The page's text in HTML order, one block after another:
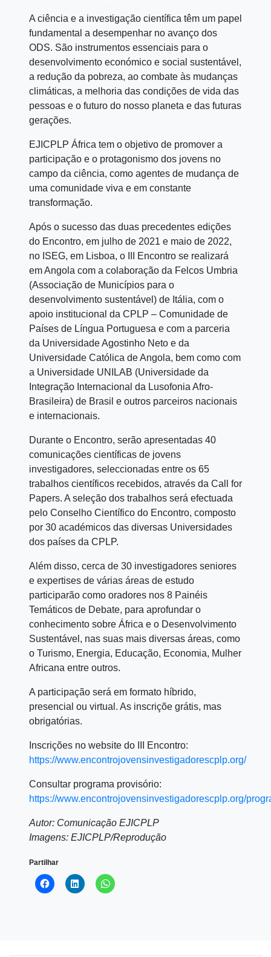
A ciência e a investigação científica têm um papel
fundamental a desempenhar no avanço dos
ODS. São instrumentos essenciais para o
desenvolvimento económico e social sustentável,
a redução da pobreza, ao combate às mudanças
climáticas, a melhoria das condições de vida das
pessoas e o futuro do nosso planeta e das futuras
gerações.
EJICPLP África tem o objetivo de promover a
participação e o protagonismo dos jovens no
campo da ciência, como agentes de mudança de
uma comunidade viva e em constante
transformação.
Após o sucesso das duas precedentes edições
do Encontro, em julho de 2021 e maio de 2022,
no ISEG, em Lisboa, o III Encontro se realizará
em Angola com a colaboração da Felcos Umbria
(Associação de Municípios para o
desenvolvimento sustentável) de Itália, com o
apoio institucional da CPLP – Comunidade de
Países de Língua Portuguesa e com a parceria
da Universidade Agostinho Neto e da
Universidade Católica de Angola, bem como com
a Universidade UNILAB (Universidade da
Integração Internacional da Lusofonia Afro-
Brasileira) de Brasil e outros parceiros nacionais
e internacionais.
Durante o Encontro, serão apresentadas 40
comunicações científicas de jovens
investigadores, seleccionadas entre os 65
trabalhos científicos recebidos, através da Call for
Papers. A seleção dos trabalhos será efectuada
pelo Conselho Científico do Encontro, composto
por 30 académicos das diversas Universidades
dos países da CPLP.
Além disso, cerca de 30 investigadores seniores
e expertises de várias áreas de estudo
participarão como oradores nos 8 Painéis
Temáticos de Debate, para aprofundar o
conhecimento sobre África e o Desenvolvimento
Sustentável, nas suas mais diversas áreas, como
o Turismo, Energia, Educação, Economia, Mulher
Africana entre outros.
A participação será em formato híbrido,
presencial ou virtual. As inscriçõe grátis, mas
obrigatórias.
Inscrições no website do III Encontro:
https://www.encontrojovensinvestigadorescplp.org/
Consultar programa provisório:
https://www.encontrojovensinvestigadorescplp.org/
Autor: Comunicação EJICPLP
Imagens: EJICPLP/Reprodução
Partilhar
Click
to
Click
to
Click
to